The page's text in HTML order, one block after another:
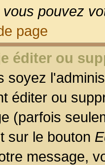
pouvez
page
éditer ou
soyez
éditer ou
(parfois
sur le bouton
message,